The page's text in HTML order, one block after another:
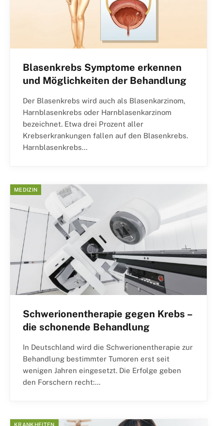
Blasenkrebs Symptome erkennen
und Möglichkeiten der Behandlung
Der Blasenkrebs wird auch als Blasenkarzinom,
Harnblasenkrebs oder Harnblasenkarzinom
bezeichnet. Etwa drei Prozent aller
Krebserkrankungen fallen auf den Blasenkrebs.
Harnblasenkrebs…
MEDIZIN
Schwerionentherapie gegen Krebs –
die schonende Behandlung
In Deutschland wird die Schwerionentherapie zur
Behandlung bestimmter Tumoren erst seit
wenigen Jahren eingesetzt. Die Erfolge geben
den Forschern recht:…
KRANKHEITEN